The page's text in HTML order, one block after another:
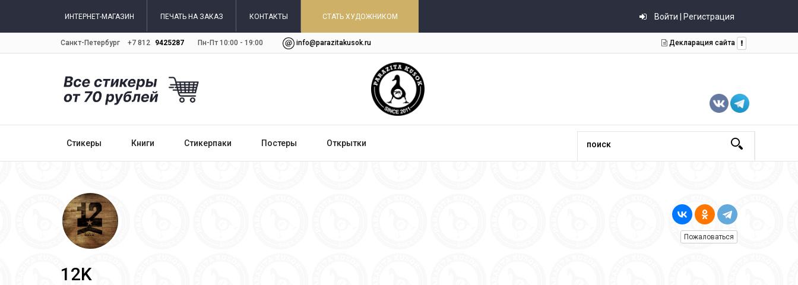
ИНТЕРНЕТ-МАГАЗИН ПЕЧАТЬ НА ЗАКАЗ КОНТАКТЫ СТАТЬ ХУДОЖНИКОМ Войти | Регистрация
Санкт-Петербург +7 812 9425287 Пн-Пт 10:00 - 19:00 info@parazitakusok.ru Декларация сайта
Стикеры Книги Стикерпаки Постеры Открытки
12K
Пожаловаться